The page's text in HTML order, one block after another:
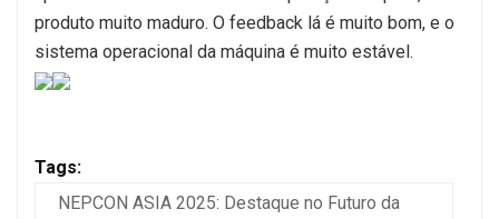
produto muito maduro. O feedback lá é muito bom, e o
sistema operacional da máquina é muito estável.
Tags:
NEPCON ASIA 2025: Destaque no Futuro da